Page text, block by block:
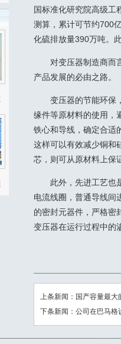
国标准化研究院高级工
测算，累计可节约700
化硫排放量390万吨。
对变压器制造商而言
产品发展的必由之路。
变压器的节能环保，
缘件等原材料的使用，
铁心和导线，确定合适
这样可以有效减少铜和
芯，则可从原材料上保
此外，先进工艺也是
电流线圈，普通导线间
的密封元器件，严格密
变压器在运行过程中的
上条新闻： 国产容量最大
下条新闻： 公司在巴马格